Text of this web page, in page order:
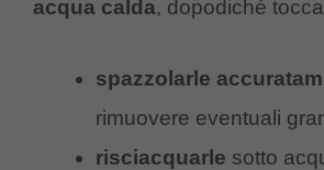
acqua calda, dopodiché
spazzolarle
rimuovere eventuali
risciacquarle sotto